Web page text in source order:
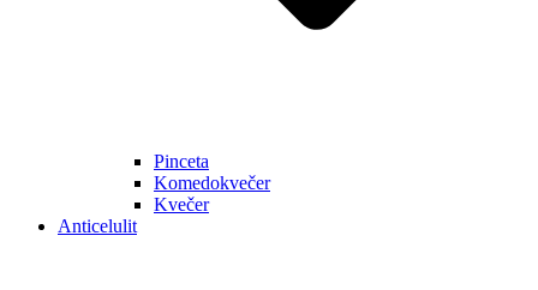
Pinceta
Komedokvečer
Kvečer
Anticelulit